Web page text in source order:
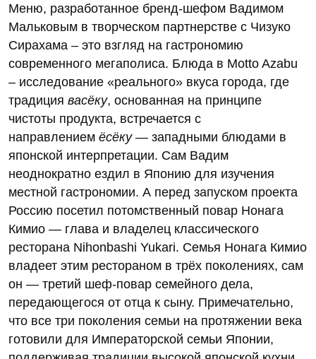
Меню, разработанное бренд-шефом Вадимом
Мальковым в творческом партнерстве с Чизуко
Сирахама – это взгляд на гастрономию
современного мегаполиса. Блюда в Motto Azabu
– исследование «реального» вкуса города, где
традиция васёку, основанная на принципе
чистоты продукта, встречается с
направлением ёсёку— западными блюдами в
японской интерпретации. Сам Вадим
неоднократно ездил в Японию для изучения
местной гастрономии. А перед запуском проекта
Россию посетил потомственный повар Нонага
Кимио — глава и владелец классического
ресторана Nihonbashi Yukari. Семья Нонага Кимио
владеет этим рестораном в трёх поколениях, сам
он — третий шеф-повар семейного дела,
передающегося от отца к сыну. Примечательно,
что все три поколения семьи на протяжении века
готовили для Императорской семьи Японии,